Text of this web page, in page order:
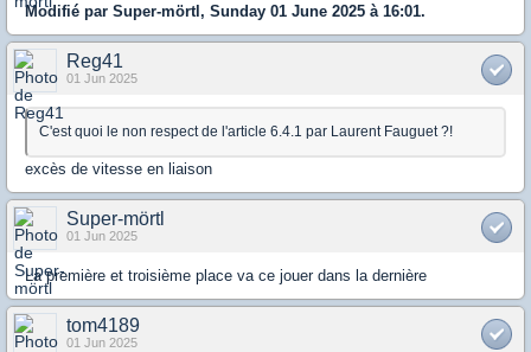
Modifié par Super-mörtl, Sunday 01 June 2025 à 16:01.
Reg41
01 Jun 2025
C'est quoi le non respect de l'article 6.4.1 par Laurent Fauguet ?!
excès de vitesse en liaison
Super-mörtl
01 Jun 2025
La première et troisième place va ce jouer dans la dernière
tom4189
01 Jun 2025